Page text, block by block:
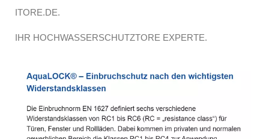
ITORE.DE.
IHR HOCHWASSERSCHUTZTORE EXPERTE.